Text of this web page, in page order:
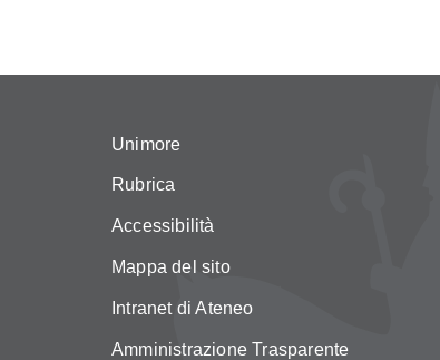
Unimore
Rubrica
Accessibilità
Mappa del sito
Intranet di Ateneo
Amministrazione Trasparente